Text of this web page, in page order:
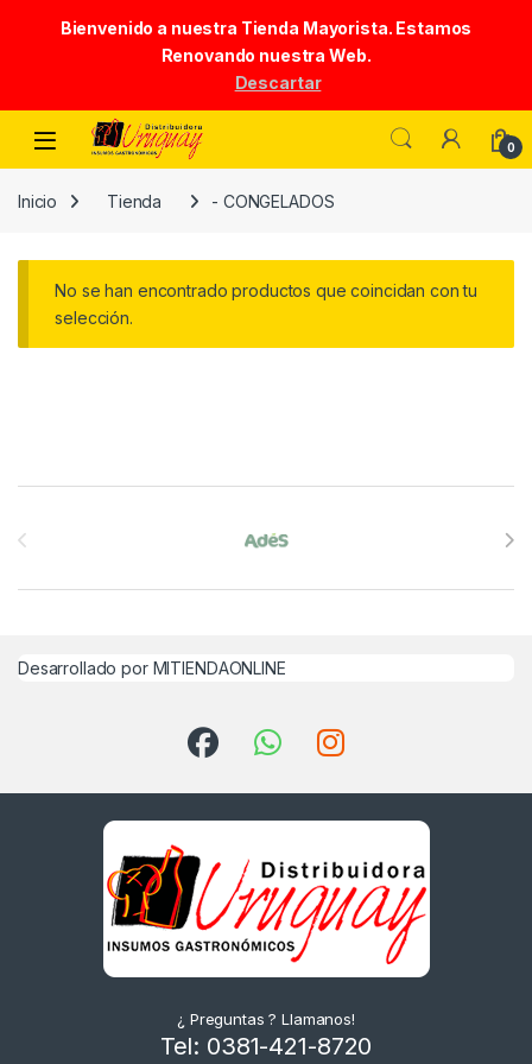
Bienvenido a nuestra Tienda Mayorista. Estamos
Renovando nuestra Web.
Descartar
Skip to navigation
Skip to content
0
Inicio Tienda - CONGELADOS
No se han encontrado productos que coincidan con tu
selección.
Desarrollado por MITIENDAONLINE
¿ Preguntas ? Llamanos!
Tel: 0381-421-8720